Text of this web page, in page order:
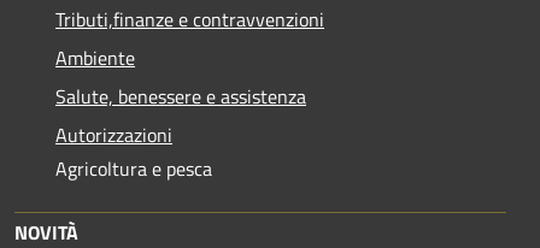
Tributi,finanze e contravvenzioni
Ambiente
Salute, benessere e assistenza
Autorizzazioni
Agricoltura e pesca
NOVITÀ